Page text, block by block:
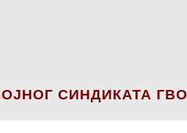
СИНДИКАТА